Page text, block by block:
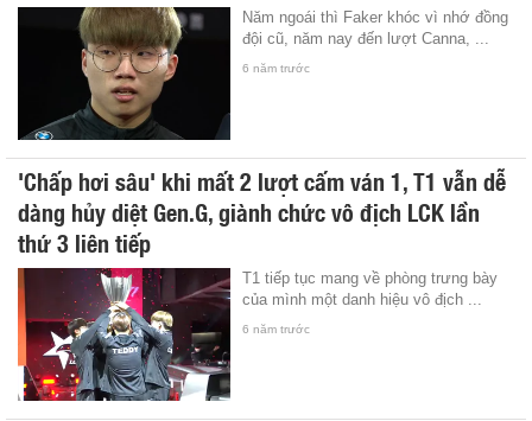
Năm ngoái thì Faker khóc vì nhớ đồng
đội cũ, năm nay đến lượt Canna, ...
6 năm trước
'Chấp hơi sâu' khi mất 2 lượt cấm ván 1, T1 vẫn dễ
dàng hủy diệt Gen.G, giành chức vô địch LCK lần
thứ 3 liên tiếp
T1 tiếp tục mang về phòng trưng bày
của mình một danh hiệu vô địch ...
6 năm trước